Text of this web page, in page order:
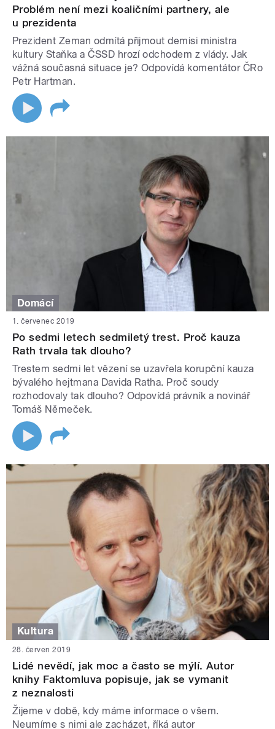
Problém není mezi koaličními partnery, ale
u prezidenta
Prezident Zeman odmítá přijmout demisi ministra
kultury Staňka a ČSSD hrozí odchodem z vlády. Jak
vážná současná situace je? Odpovídá komentátor ČRo
Petr Hartman.
Domácí
1. červenec 2019
Po sedmi letech sedmiletý trest. Proč kauza
Rath trvala tak dlouho?
Trestem sedmi let vězení se uzavřela korupční kauza
bývalého hejtmana Davida Ratha. Proč soudy
rozhodovaly tak dlouho? Odpovídá právník a novinář
Tomáš Němeček.​
Kultura
28. červen 2019
Lidé nevědí, jak moc a často se mýlí. Autor
knihy Faktomluva popisuje, jak se vymanit
z neznalosti
Žijeme v době, kdy máme informace o všem.
Neumíme s nimi ale zacházet, říká autor